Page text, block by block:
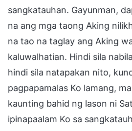
sangkatauhan. Gayunman,
na ang mga taong Aking
na tao na taglay ang Aking
kaluwalhatian. Hindi sila
hindi sila natapakan nito,
pagpapamalas Ko lamang,
kaunting bahid ng lason ni
ipinapaalam Ko sa